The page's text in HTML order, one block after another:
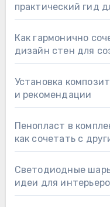
практический гид
Как гармонично
дизайн стен для
Установка
и рекомендации
Пенопласт в
как сочетать с
Светодиодные
идеи для